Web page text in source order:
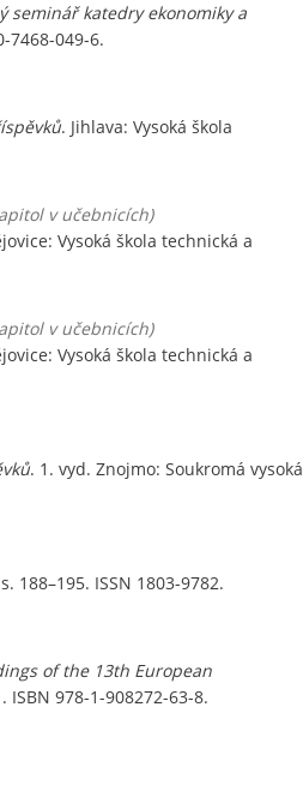
seminář katedry ekonomiky a
7468-049-6.
. Jihlava: Vysoká škola
v učebnicích)
Vysoká škola technická a
v učebnicích)
Vysoká škola technická a
. 1. vyd. Znojmo: Soukromá vysoká
188–195. ISSN 1803-9782.
of the 13th European
978-1-908272-63-8.